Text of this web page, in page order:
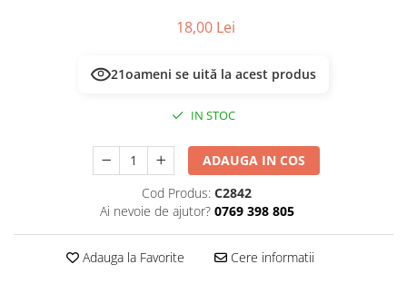
18,00 Lei
21oameni se uită la acest produs
IN STOC
ADAUGA IN COS
Cod Produs: C2842
Ai nevoie de ajutor? 0769 398 805
Adauga la Favorite Cere informatii